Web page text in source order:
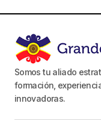
Somos tu aliado
formación,
innovadoras.